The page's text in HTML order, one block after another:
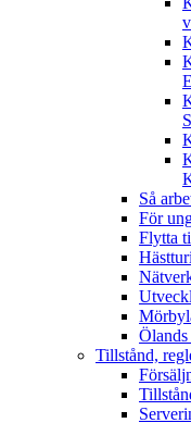
Så
För
Flytta
Tillstånd,